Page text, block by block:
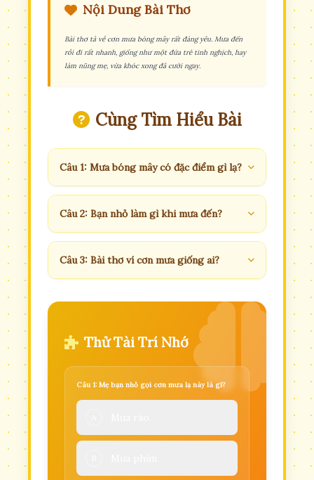
Nội Dung Bài Thơ
Bài thơ tả về cơn mưa bóng mây rất đáng yêu. Mưa đến
rồi đi rất nhanh, giống như một đứa trẻ tinh nghịch, hay
làm nũng mẹ, vừa khóc xong đã cười ngay.
Cùng Tìm Hiểu Bài
Câu 1: Mưa bóng mây có đặc điểm gì lạ?
Câu 2: Bạn nhỏ làm gì khi mưa đến?
Câu 3: Bài thơ ví cơn mưa giống ai?
Thử Tài Trí Nhớ
Câu 1: Mẹ bạn nhỏ gọi cơn mưa lạ này là gì?